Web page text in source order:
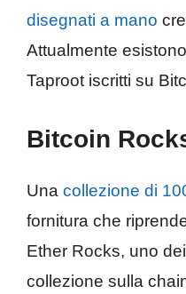
disegnati a mano
Attualmente
Taproot iscritti su
Bitcoin
Una collezione di
fornitura che
Ether Rocks, uno
collezione sulla